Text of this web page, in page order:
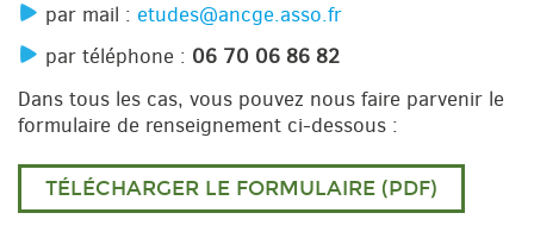
par mail : etudes@ancge.asso.fr
par téléphone : 06 70 06 86 82
Dans tous les cas, vous pouvez nous faire parvenir le
formulaire de renseignement ci-dessous :
TÉLÉCHARGER LE FORMULAIRE (PDF)